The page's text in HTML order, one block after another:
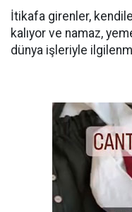
İtikafa girenler,
kalıyor ve namaz,
dünya işleriyle